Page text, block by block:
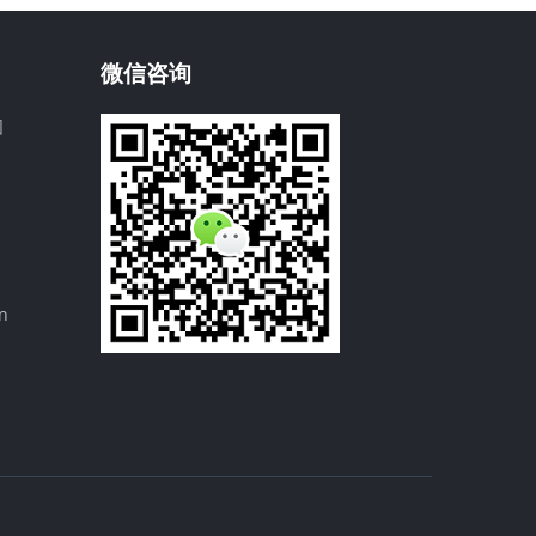
微信咨询